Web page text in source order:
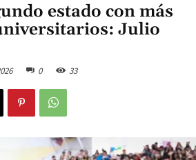
estado con más
Julio
0 33